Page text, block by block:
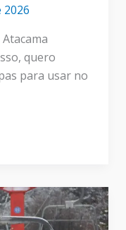
2026
quero
para usar no